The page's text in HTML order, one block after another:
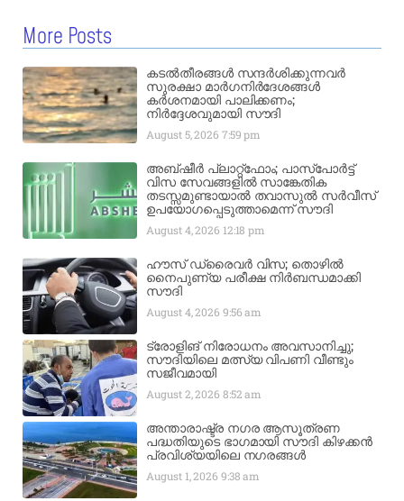
More Posts
കടൽതീരങ്ങൾ സന്ദർശിക്കുന്നവർ
സുരക്ഷാ മാർഗനിർദേശങ്ങൾ
കർശനമായി പാലിക്കണം;
നിർദ്ദേശവുമായി സൗദി
August 5, 2026 7:59 pm
അബ്ഷീർ പ്ലാറ്റ്‌ഫോം; പാസ്‌പോർട്ട്
വിസ സേവങ്ങളിൽ സാങ്കേതിക
തടസ്സമുണ്ടായാൽ തവാസുൽ സർവീസ്
ഉപയോഗപ്പെടുത്താമെന്ന് സൗദി
August 4, 2026 12:18 pm
ഹൗസ് ഡ്രൈവർ വിസ; തൊഴിൽ
നൈപുണ്യ പരീക്ഷ നിർബന്ധമാക്കി
സൗദി
August 4, 2026 9:56 am
ട്രോളിങ് നിരോധനം അവസാനിച്ചു;
സൗദിയിലെ മത്സ്യ വിപണി വീണ്ടും
സജീവമായി
August 2, 2026 8:52 am
അന്താരാഷ്ട്ര നഗര ആസൂത്രണ
പദ്ധതിയുടെ ഭാഗമായി സൗദി കിഴക്കൻ
പ്രവിശ്യയിലെ നഗരങ്ങൾ
August 1, 2026 9:38 am